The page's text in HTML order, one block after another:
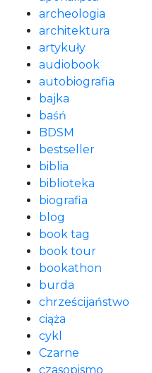
archeologia
architektura
artykuły
audiobook
autobiografia
bajka
baśń
BDSM
bestseller
biblia
biblioteka
biografia
blog
book tag
book tour
bookathon
burda
chrześcijaństwo
ciąża
cykl
Czarne
czasopismo